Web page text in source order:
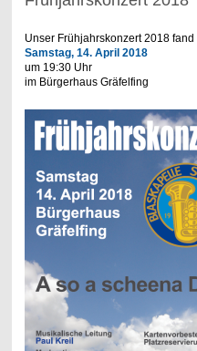
Unser Frühjahrskonzert 2018 fand
Samstag, 14. April 2018
um 19:30 Uhr
im Bürgerhaus Gräfelfing